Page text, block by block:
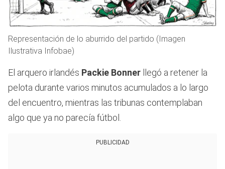
Representación de lo aburrido del partido (Imagen
Ilustrativa Infobae)
El arquero irlandés Packie Bonner llegó a retener la
pelota durante varios minutos acumulados a lo largo
del encuentro, mientras las tribunas contemplaban
algo que ya no parecía fútbol.
PUBLICIDAD